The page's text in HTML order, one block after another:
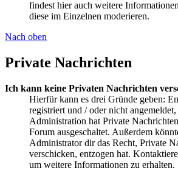
findest hier auch weitere
diese im Einzelnen moderieren.
Nach oben
Private Nachrichten
Ich kann keine Privaten Nachrichten
Hierfür kann es drei Gründe geben:
registriert und / oder nicht
Administration hat Private
Forum ausgeschaltet. Außerdem
Administrator dir das Recht, Private
verschicken, entzogen hat.
um weitere Informationen zu erhalten.